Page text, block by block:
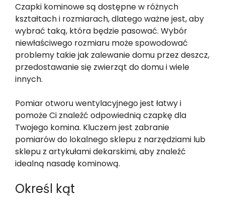
Czapki kominowe są dostępne w różnych
kształtach i rozmiarach, dlatego ważne jest, aby
wybrać taką, która będzie pasować. Wybór
niewłaściwego rozmiaru może spowodować
problemy takie jak zalewanie domu przez deszcz,
przedostawanie się zwierząt do domu i wiele
innych.
Pomiar otworu wentylacyjnego jest łatwy i
pomoże Ci znaleźć odpowiednią czapkę dla
Twojego komina. Kluczem jest zabranie
pomiarów do lokalnego sklepu z narzędziami lub
sklepu z artykułami dekarskimi, aby znaleźć
idealną nasadę kominową.
Określ kąt